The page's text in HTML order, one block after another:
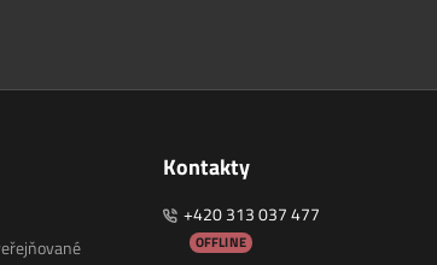
Kontakty
+420 313 037 477
OFFLINE